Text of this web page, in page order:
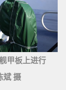
甲板上进行
斌 摄